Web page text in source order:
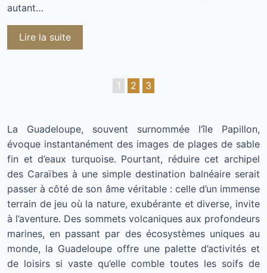
autant…
Lire la suite
1 2 3
La Guadeloupe, souvent surnommée l’île Papillon,
évoque instantanément des images de plages de sable
fin et d’eaux turquoise. Pourtant, réduire cet archipel
des Caraïbes à une simple destination balnéaire serait
passer à côté de son âme véritable : celle d’un immense
terrain de jeu où la nature, exubérante et diverse, invite
à l’aventure. Des sommets volcaniques aux profondeurs
marines, en passant par des écosystèmes uniques au
monde, la Guadeloupe offre une palette d’activités et
de loisirs si vaste qu’elle comble toutes les soifs de